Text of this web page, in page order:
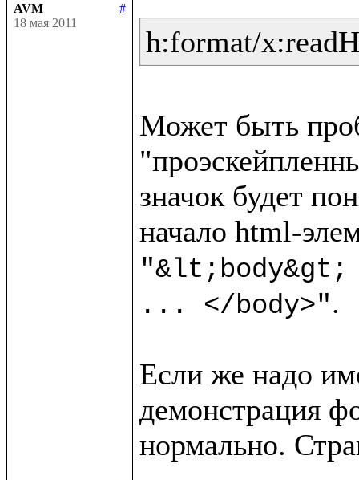
AVM
#
18 мая 2011
h:format/
Может быть
значок будет
... </body>".
Если же надо
демонстрация